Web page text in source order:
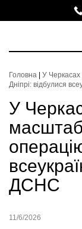
Головна
У
Дніпрі: відбулися
У
ДСНС
11/6/2026